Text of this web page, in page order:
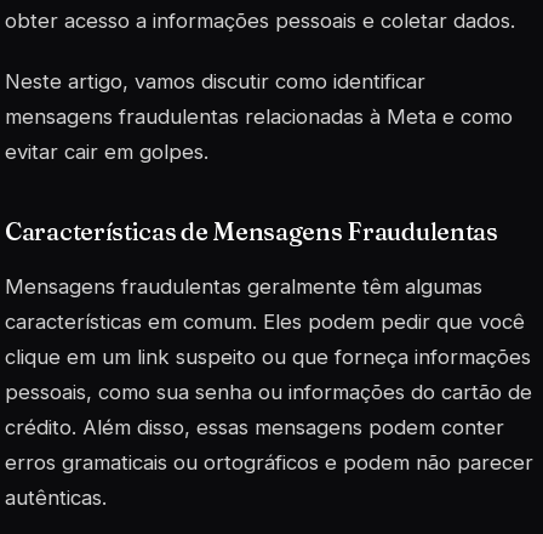
obter acesso a informações pessoais e coletar dados.
Neste artigo, vamos discutir como identificar
mensagens fraudulentas relacionadas à Meta e como
evitar cair em golpes.
Características de Mensagens Fraudulentas
Mensagens fraudulentas geralmente têm algumas
características em comum. Eles podem pedir que você
clique em um link suspeito ou que forneça informações
pessoais, como sua senha ou informações do cartão de
crédito. Além disso, essas mensagens podem conter
erros gramaticais ou ortográficos e podem não parecer
autênticas.